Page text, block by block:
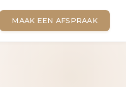
MAAK EEN AFSPRAAK